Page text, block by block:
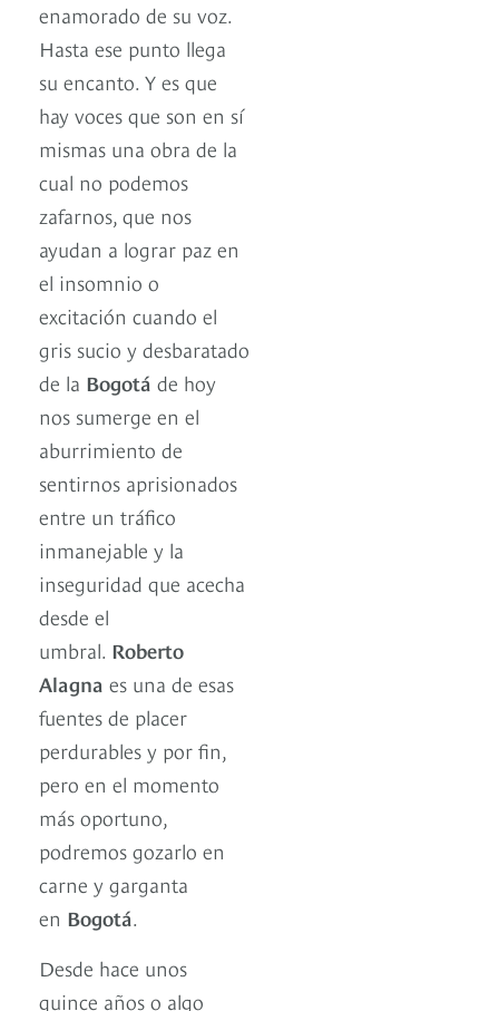
enamorado de su voz.
Hasta ese punto llega
su encanto. Y es que
hay voces que son en sí
mismas una obra de la
cual no podemos
zafarnos, que nos
ayudan a lograr paz en
el insomnio o
excitación cuando el
gris sucio y desbaratado
de la Bogotá de hoy
nos sumerge en el
aburrimiento de
sentirnos aprisionados
entre un tráfico
inmanejable y la
inseguridad que acecha
desde el
umbral. Roberto
Alagna es una de esas
fuentes de placer
perdurables y por fin,
pero en el momento
más oportuno,
podremos gozarlo en
carne y garganta
en Bogotá.
Desde hace unos
quince años o algo